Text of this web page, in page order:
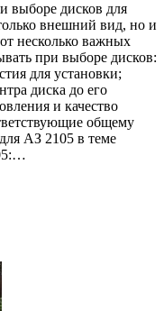
выборе дисков для
внешний вид, но и
несколько важных
при выборе дисков:
для установки;
диска до его
и качество
общему
АЗ 2105 в теме